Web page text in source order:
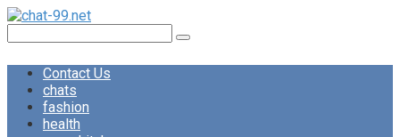
Skip
content
Contact Us
chats
fashion
health